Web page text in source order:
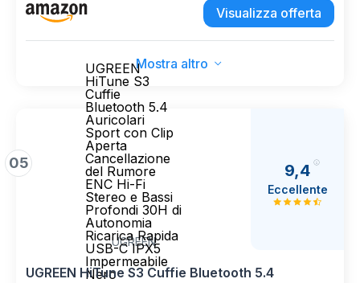
Visualizza offerta
Mostra altro
05
UGREEN
HiTune S3
Cuffie
Bluetooth 5.4
Auricolari
Sport con Clip
Aperta
Cancellazione
del Rumore
ENC Hi-Fi
Stereo e Bassi
Profondi 30H di
Autonomia
Ricarica Rapida
USB-C IPX5
Impermeabile
Nero
UGREEN
9,4
Eccellente
UGREEN HiTune S3 Cuffie Bluetooth 5.4